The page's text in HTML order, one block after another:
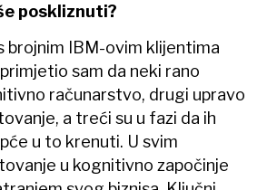
poskliznuti?
brojnim IBM-ovim klijentima
sam da neki rano
računarstvo, drugi upravo
a treći su u fazi da ih
u to krenuti. U svim
u kognitivno započinje